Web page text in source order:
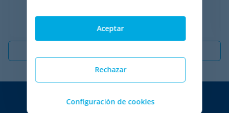
Rechazar
Aceptar
Configuración de cookies